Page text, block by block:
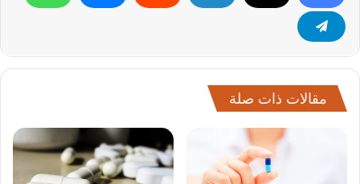
مقالات ذات صلة